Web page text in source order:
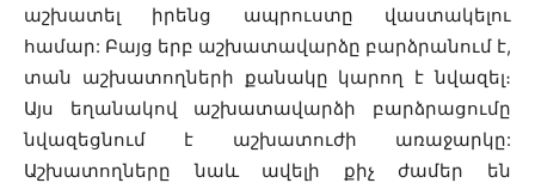
աշխատել իրենց ապրուստը վաստակելու
համար: Բայց երբ աշխատավարձը բարձրանում է,
տան աշխատողների քանակը կարող է նվազել։
Այս եղանակով աշխատավարձի բարձրացումը
նվազեցնում է աշխատուժի առաջարկը:
Աշխատողները նաև ավելի քիչ ժամեր են